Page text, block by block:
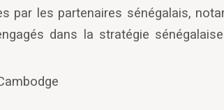
par les partenaires sénégalais,
dans la stratégie